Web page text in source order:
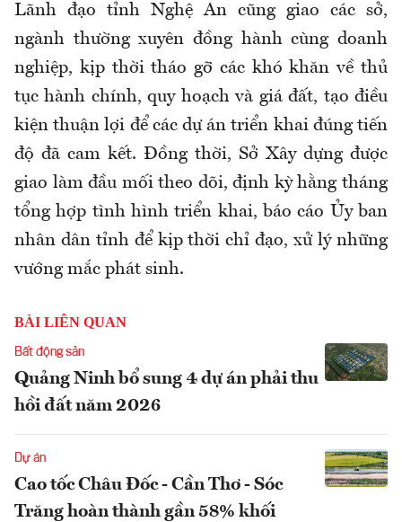
Lãnh đạo tỉnh Nghệ An cũng giao các sở,
ngành thường xuyên đồng hành cùng doanh
nghiệp, kịp thời tháo gỡ các khó khăn về thủ
tục hành chính, quy hoạch và giá đất, tạo điều
kiện thuận lợi để các dự án triển khai đúng tiến
độ đã cam kết. Đồng thời, Sở Xây dựng được
giao làm đầu mối theo dõi, định kỳ hằng tháng
tổng hợp tình hình triển khai, báo cáo Ủy ban
nhân dân tỉnh để kịp thời chỉ đạo, xử lý những
vướng mắc phát sinh.
BÀI LIÊN QUAN
Bất động sản
Quảng Ninh bổ sung 4 dự án phải thu
hồi đất năm 2026
Dự án
Cao tốc Châu Đốc - Cần Thơ - Sóc
Trăng hoàn thành gần 58% khối